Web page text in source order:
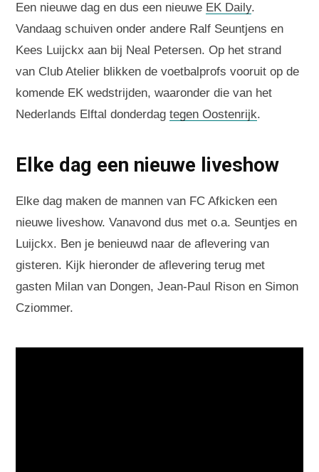
Een nieuwe dag en dus een nieuwe EK Daily.
Vandaag schuiven onder andere Ralf Seuntjens en
Kees Luijckx aan bij Neal Petersen. Op het strand
van Club Atelier blikken de voetbalprofs vooruit op de
komende EK wedstrijden, waaronder die van het
Nederlands Elftal donderdag tegen Oostenrijk.
Elke dag een nieuwe liveshow
Elke dag maken de mannen van FC Afkicken een
nieuwe liveshow. Vanavond dus met o.a. Seuntjes en
Luijckx. Ben je benieuwd naar de aflevering van
gisteren. Kijk hieronder de aflevering terug met
gasten Milan van Dongen, Jean-Paul Rison en Simon
Cziommer.